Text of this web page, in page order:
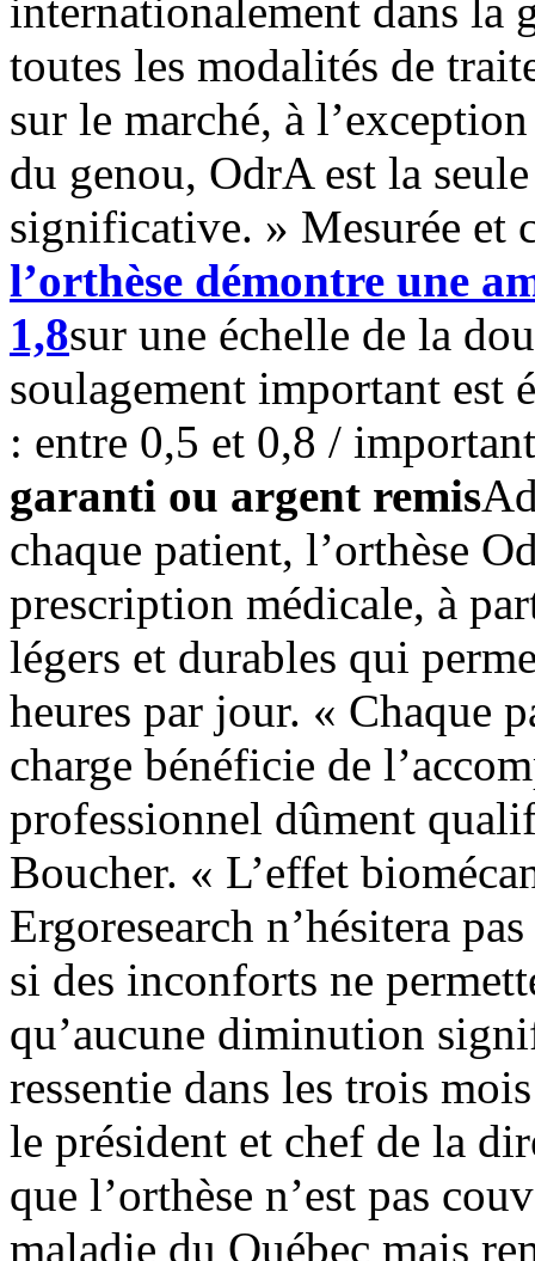
internationalement dans la
toutes les modalités de
sur le marché, à
du genou, OdrA est la
significative. » Mesurée et
l’orthèse démontre une
1,8sur une échelle de la
soulagement important est
: entre 0,5 et 0,8 /
garanti ou argent remis
chaque patient, l’orthèse
prescription médicale, à
légers et durables qui
heures par jour. « Chaque
charge bénéficie de
professionnel dûment
Boucher. « L’effet
Ergoresearch n’hésitera
si des inconforts ne
qu’aucune diminution
ressentie dans les trois
le président et chef de la
que l’orthèse n’est pas
maladie du Québec mais